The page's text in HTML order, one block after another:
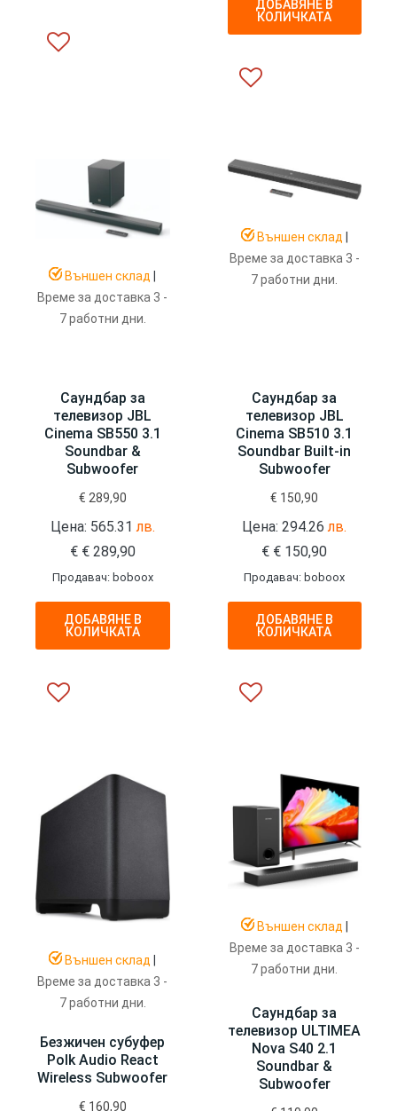
ДОБАВЯНЕ В
КОЛИЧКАТА
Външен склад
Време за доставка 3 -
7 работни дни.
Саундбар за
телевизор JBL
Cinema SB550 3.1
Soundbar &
Subwoofer
€ 289,90
Цена: 565.31лв.
€ €289,90
Продавач: boboox
ДОБАВЯНЕ В
КОЛИЧКАТА
Външен склад
Време за доставка 3 -
7 работни дни.
Саундбар за
телевизор JBL
Cinema SB510 3.1
Soundbar Built-in
Subwoofer
€ 150,90
Цена: 294.26лв.
€ € 150,90
Продавач: boboox
ДОБАВЯНЕ В
КОЛИЧКАТА
Външен склад
Време за доставка 3 -
7 работни дни.
Безжичен субуфер
Polk Audio React
Wireless Subwoofer
€ 160,90
Външен склад
Време за доставка 3 -
7 работни дни.
Саундбар за
телевизор ULTIMEA
Nova S40 2.1
Soundbar &
Subwoofer